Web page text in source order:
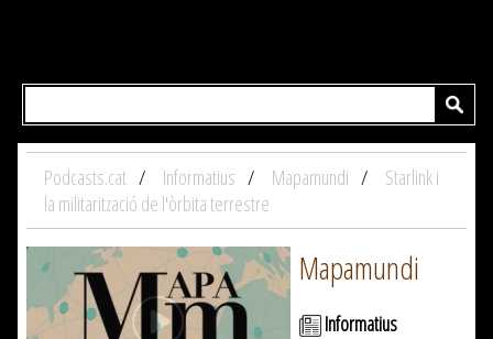
Podcasts.cat Informatius Mapamundi
Starlink i
la militarització de l'òrbita terrestre
Mapamundi
Informatius